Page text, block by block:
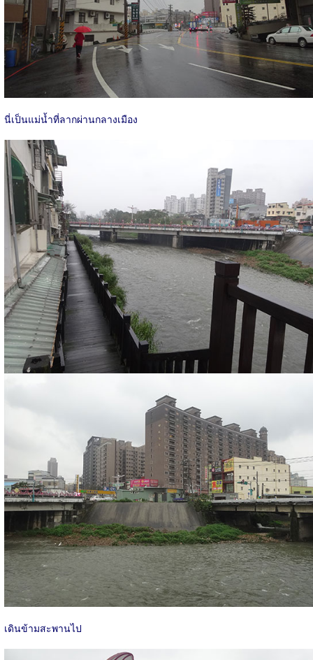
นี่เป็นแม่น้ำที่ลากผ่านกลางเมือง
เดินข้ามสะพานไป